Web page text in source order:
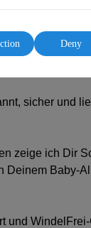
sicher und
zeige ich Dir
Deinem Baby-
und
Deny